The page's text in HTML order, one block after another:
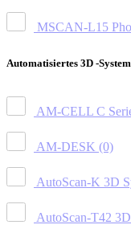
MSCAN-L15
Automatisiertes 3D -System
AM-CELL C
AM-DESK (0)
AutoScan-K 3D
AutoScan-T42